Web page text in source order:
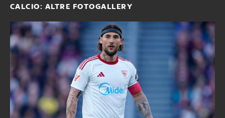
CALCIO: ALTRE FOTOGALLERY